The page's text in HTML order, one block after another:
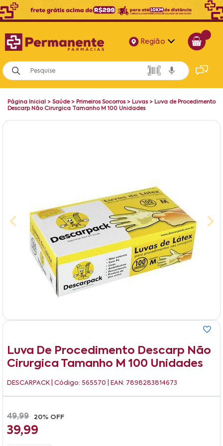
Região
Alagoas
Bahia
Página Inicial > Saúde> Primeiros Socorros> Luvas> Luva de Procedimento
Descarp Não Cirurgica Tamanho M 100 Unidades
Luva De Procedimento Descarp Não
Cirurgica Tamanho M 100 Unidades
DESCARPACK | Código: 565570 | EAN: 7898283814673
49,99 20% OFF
39,99